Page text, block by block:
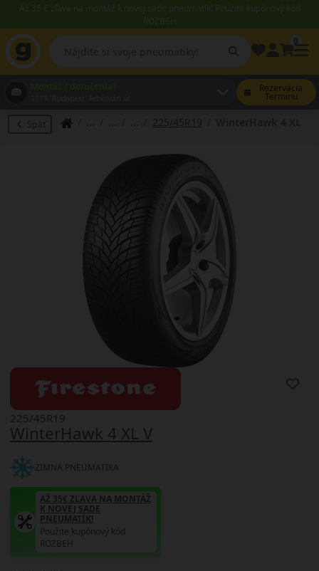
Až 35 € zľava na montáž k novej sade pneumatík! Použite kupónový kód
ROZBEH
Rezervácia
Termínu
Späť 225/45R19
WinterHawk 4 XL V
225/45R19
ZIMNÁ PNEUMATIKA
AŽ 35€ ZĽAVA NA MONTÁŽ
K NOVEJ SADE
PNEUMATÍK!
Použite kupónový kód
ROZBEH